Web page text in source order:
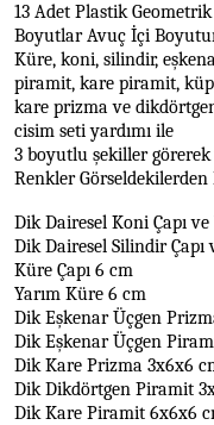
13 Adet Plastik
Boyutlar Avuç İçi
Küre, koni, silindir,
piramit, kare piramit,
kare prizma ve
cisim seti yardımı ile
3 boyutlu şekiller
Renkler Görseldekilerden
Dik Dairesel Koni Çapı
Dik Dairesel Silindir Çapı
Küre Çapı 6 cm
Yarım Küre 6 cm
Dik Eşkenar Üçgen
Dik Eşkenar Üçgen
Dik Kare Prizma 3x6x6
Dik Dikdörtgen Piramit
Dik Kare Piramit 6x6x6